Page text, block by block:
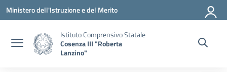
Vai ai contenuti
Vai al menu di navigazione
Vai al footer
Ministero dell'Istruzione e del Merito
Istituto Comprensivo Statale
Cosenza III "Roberta
Lanzino"